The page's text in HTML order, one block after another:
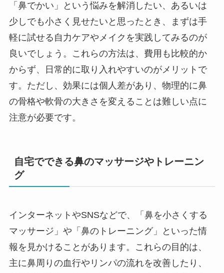
「鼻でかい」という悩みを解消したい、あるいは
少しでも小さく見せたいと思ったとき、まずは手
軽に試せる自力ケアやメイクを実践してみるのが
良いでしょう。これらの方法は、費用も比較的か
からず、日常的に取り入れやすいのがメリットで
す。ただし、効果には個人差があり、物理的に鼻
の骨格や軟骨の大きさを変えることは難しい点に
注意が必要です。
自宅でできる鼻のマッサージやトレーニン
グ
インターネットやSNSなどで、「鼻を小さくする
マッサージ」や「鼻のトレーニング」といった情
報を見かけることがあります。これらの目的は、
主に鼻周りの血行やリンパの流れを改善したり、